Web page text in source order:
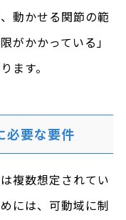
動かせる関節の範
がかかっている」
ます。
必要な要件
複数想定されてい
には、可動域に制